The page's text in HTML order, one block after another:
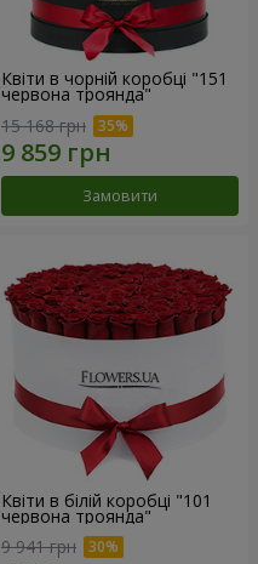
Квіти в чорній коробці "151
червона троянда"
15 168 грн
Замовити
Квіти в білій коробці "101
червона троянда"
9 941 грн